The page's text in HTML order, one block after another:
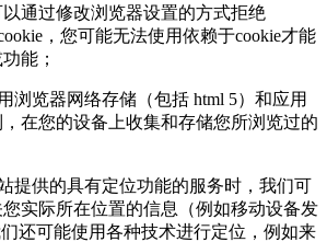
通过修改浏览器设置的方式拒绝
，您可能无法使用依赖于cookie才能
能；
览器网络存储（包括 html 5）和应用
在您的设备上收集和存储您所浏览过的
供的具有定位功能的服务时，我们可
实际所在位置的信息（例如移动设备发
还可能使用各种技术进行定位，例如来